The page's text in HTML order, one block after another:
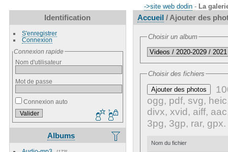
->site web dodin - La
Identification
S'enregistrer
Connexion
Connexion rapide
Nom d'utilisateur
Mot de passe
Connexion auto
Albums
Accueil/ Ajouter des
Choisir un album
Choisir des fichiers
Ajouter des photos
ogg, pdf, svg,
divx, xvid, aiff,
3pg, 3gp, rar, gpx.
Nom du fichier